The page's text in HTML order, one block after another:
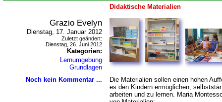
Didaktische Materialien
Grazio Evelyn
Dienstag, 17. Januar 2012
Zuletzt geändert:
Dienstag, 26. Juni 2012
Kategorien:
Lernumgebung
Grundlagen
Noch kein Kommentar ...
Die Materialien sollen einen hohen
es den Kindern ermöglichen,
arbeiten und zu lernen. Maria